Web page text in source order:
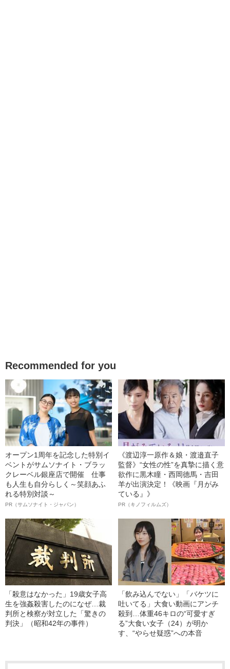
Recommended for you
オープン1周年を記念した特別イ
ベントがサムソナイト・ブラッ
クレーベル銀座店で開催 仕事
も人生も自分らしく～笑顔あふ
れる特別対談～
PR（サムソナイト・ジャパン）
《渡辺淳一原作＆娘・渡邉直子
監督》“女性の性”を真摯に描く意
欲作に黒木瞳・西岡德馬・吉田
羊が出演決定！《映画『月がみ
ている』》
PR（キノフィルムズ）
「殺意はなかった」19歳女子高
生を強姦殺害したのになぜ…裁
判所と検察が対立した「驚きの
判決」（昭和42年の事件）
「飲み込んでない」「バケツに
吐いてる」大食い動画にアンチ
殺到…体重46キロの“可愛すぎ
る”大食い女子（24）が明か
す、“やらせ疑惑”への本音